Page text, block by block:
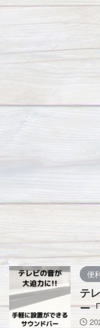
便
テ
ー